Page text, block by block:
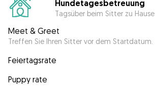
Hundetagesbetreuung
Tagsüber beim Sitter zu Hause
Meet & Greet
Treffen Sie Ihren Sitter vor dem Startdatum.
Feiertagsrate
Puppy rate